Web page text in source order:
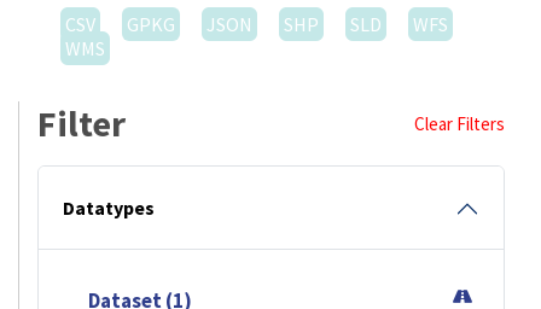
CSV
GPKG JSON SHP SLD
WFS
WMS
Filter Clear Filters
Datatypes
Dataset (1)